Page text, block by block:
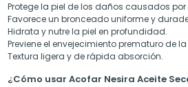
Protege la piel de los daños causados
Favorece un bronceado uniforme y
Hidrata y nutre la piel en profundidad.
Previene el envejecimiento prematuro de la
Textura ligera y de rápida absorción.
¿Cómo usar Acofar Nesira Aceite